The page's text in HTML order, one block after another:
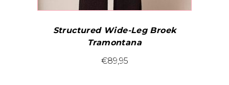
Structured Wide-Leg Broek
Tramontana
€89,95
Dit